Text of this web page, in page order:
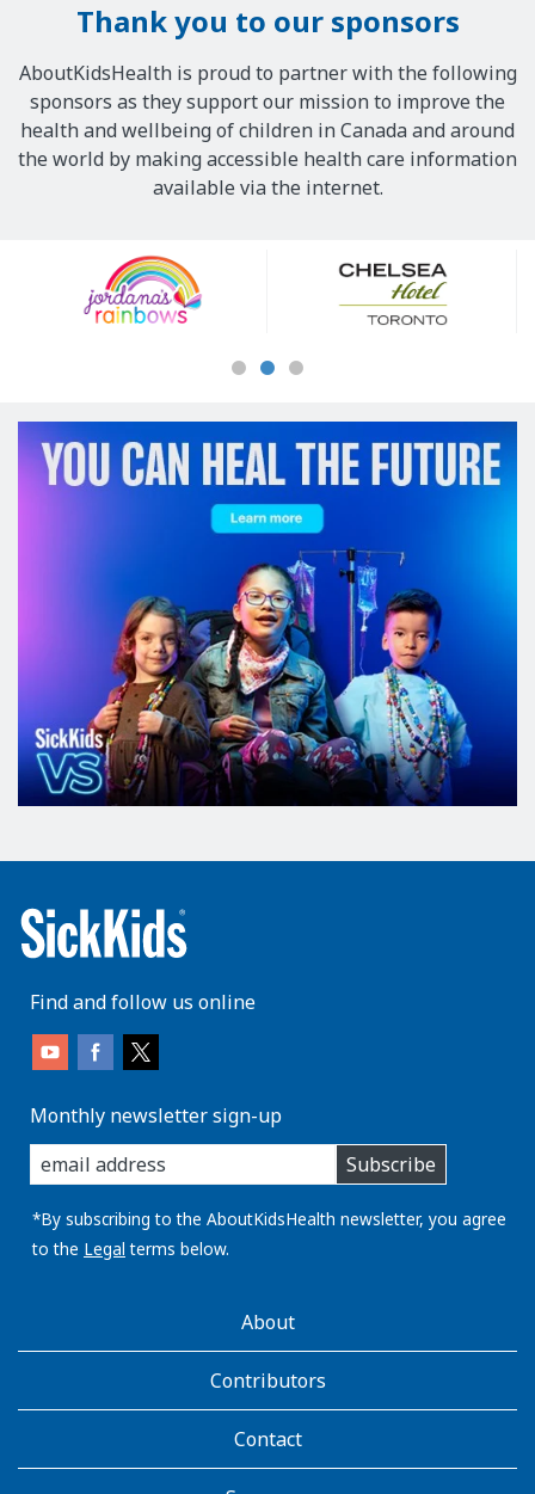
Thank you to our sponsors
AboutKidsHealth is proud to partner with the following
sponsors as they support our mission to improve the
health and wellbeing of children in Canada and around
the world by making accessible health care information
available via the internet.
Sponsors
Find and follow us online
Monthly newsletter sign-up
enter
you
email
address:
Subscribe
*By subscribing to the AboutKidsHealth newsletter, you agree
to the Legal terms below.
AboutKidsHealthAbout
Contributors
Contact